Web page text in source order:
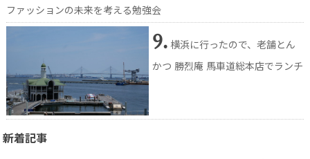
ファッションの未来を考える勉強会
9. 横浜に行ったので、老舗とん
かつ 勝烈庵 馬車道総本店でランチ
新着記事